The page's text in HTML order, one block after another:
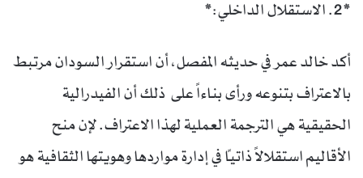
*2. الاستقلال الداخلي:*
أكد خالد عمر في حديثه المفصل، أن استقرار السودان مرتبط
بالاعتراف بتنوعه ورأى بناءاً على ذلك أن الفيدرالية
الحقيقية هي الترجمة العملية لهذا الاعتراف. لإن منح
الأقاليم استقلالاً ذاتياً في إدارة مواردها وهويتها الثقافية هو